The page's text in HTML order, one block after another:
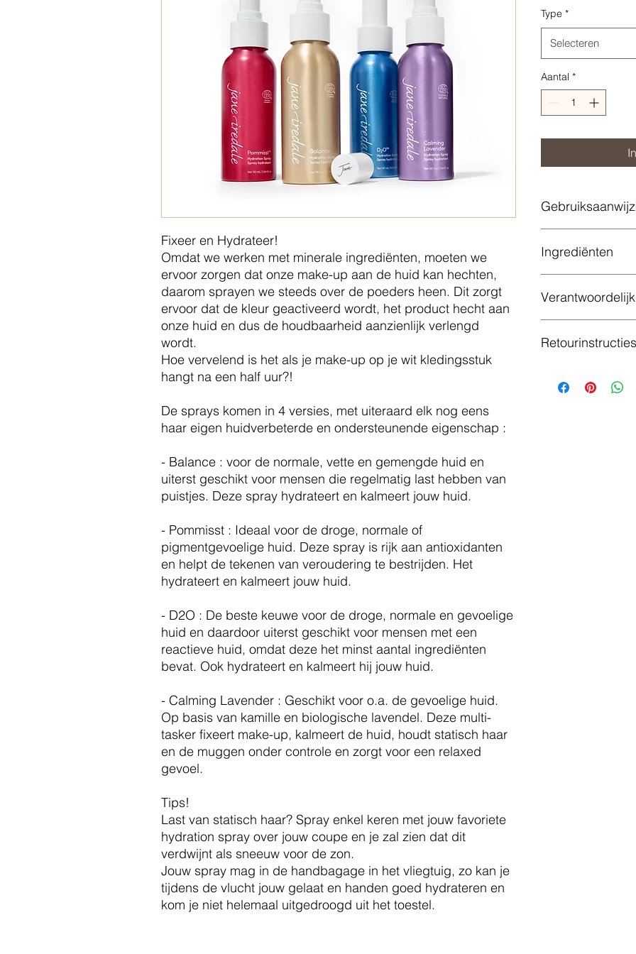
Fixeer en Hydrateer!
Omdat we werken met minerale ingrediënten, moeten we
ervoor zorgen dat onze make-up aan de huid kan hechten,
daarom sprayen we steeds over de poeders heen. Dit zorgt
ervoor dat de kleur geactiveerd wordt, het product hecht aan
onze huid en dus de houdbaarheid aanzienlijk verlengd
wordt.
Hoe vervelend is het als je make-up op je wit kledingsstuk
hangt na een half uur?!
De sprays komen in 4 versies, met uiteraard elk nog eens
haar eigen huidverbeterde en ondersteunende eigenschap :
- Balance : voor de normale, vette en gemengde huid en
uiterst geschikt voor mensen die regelmatig last hebben van
puistjes. Deze spray hydrateert en kalmeert jouw huid.
- Pommisst : Ideaal voor de droge, normale of
pigmentgevoelige huid. Deze spray is rijk aan antioxidanten
en helpt de tekenen van veroudering te bestrijden. Het
hydrateert en kalmeert jouw huid.
- D2O : De beste keuwe voor de droge, normale en gevoelige
huid en daardoor uiterst geschikt voor mensen met een
reactieve huid, omdat deze het minst aantal ingrediënten
bevat. Ook hydrateert en kalmeert hij jouw huid.
- Calming Lavender : Geschikt voor o.a. de gevoelige huid.
Op basis van kamille en biologische lavendel. Deze multi-
tasker fixeert make-up, kalmeert de huid, houdt statisch haar
en de muggen onder controle en zorgt voor een relaxed
gevoel.
Tips!
Last van statisch haar? Spray enkel keren met jouw favoriete
hydration spray over jouw coupe en je zal zien dat dit
verdwijnt als sneeuw voor de zon.
Jouw spray mag in de handbagage in het vliegtuig, zo kan je
tijdens de vlucht jouw gelaat en handen goed hydrateren en
kom je niet helemaal uitgedroogd uit het toestel.
Type *
Selecteren
Aantal *
Ingrediënten
voor het nakomen
Naam
Retourinstructies
producten niet